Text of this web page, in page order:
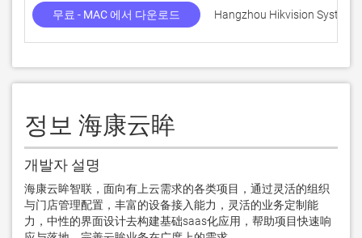
무료 - MAC 에서 다운로드 Hangzhou Hikvision System
정보 海康云眸
개발자 설명
海康云眸智联，面向有上云需求的各类项目，通过灵活的组织
与门店管理配置，丰富的设备接入能力，灵活的业务定制能
力，中性的界面设计去构建基础saas化应用，帮助项目快速响